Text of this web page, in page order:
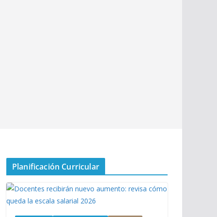
Planificación Curricular